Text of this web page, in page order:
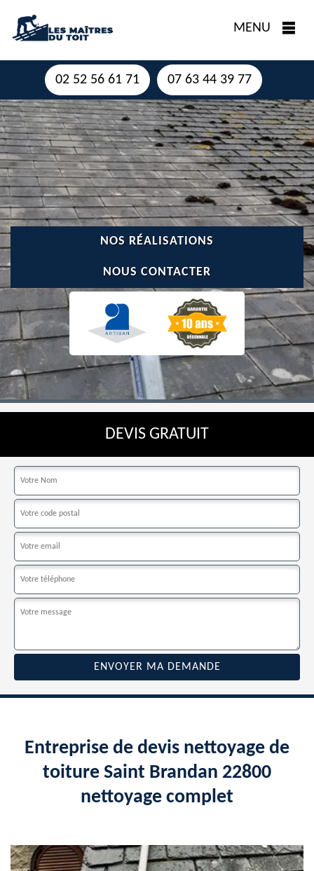
MENU
02 52 56 61 71 07 63 44 39 77
NOS RÉALISATIONS
NOUS CONTACTER
DEVIS GRATUIT
Entreprise de devis nettoyage de
toiture Saint Brandan 22800
nettoyage complet